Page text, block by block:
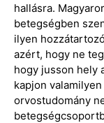
hallásra.
betegségben
ilyen
azért, hogy ne
hogy jusson hely
kapjon
orvostudomány